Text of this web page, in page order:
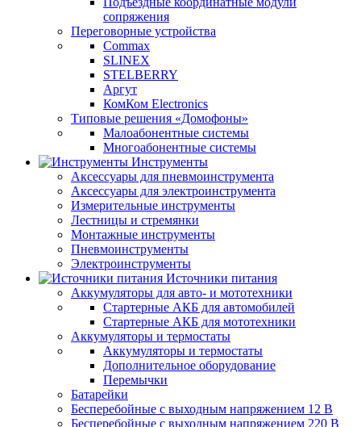
сопряжения
Переговорные устройства
Commax
SLINEX
STELBERRY
Аргут
КомКом Electronics
Типовые решения «Домофоны»
Малоабонентные системы
Многоабонентные системы
Инструменты
Аксессуары для пневмоинструмента
Аксессуары для электроинструмента
Измерительные инструменты
Лестницы и стремянки
Монтажные инструменты
Пневмоинструменты
Электроинструменты
Источники питания
Аккумуляторы для авто- и мототехники
Стартерные АКБ для автомобилей
Стартерные АКБ для мототехники
Аккумуляторы и термостаты
Аккумуляторы и термостаты
Дополнительное оборудование
Перемычки
Батарейки
Бесперебойные с выходным напряжением 12 В
Бесперебойные с выходным напряжением 220 В